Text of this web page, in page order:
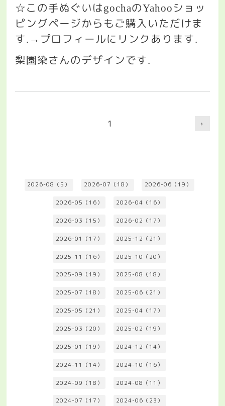
☆この手ぬぐいはgochaのYahoo ショッ
ピングページからもご購入いただけま
す.→ プロフィールにリンクあります.
梨園染さんのデザインです.
1
2026-08（5） 2026-07（18） 2026-06（19）
2026-05（16） 2026-04（16）
2026-03（15） 2026-02（17）
2026-01（17） 2025-12（21）
2025-11（16） 2025-10（20）
2025-09（19） 2025-08（18）
2025-07（18） 2025-06（21）
2025-05（21） 2025-04（17）
2025-03（20） 2025-02（19）
2025-01（19） 2024-12（14）
2024-11（14） 2024-10（16）
2024-09（18） 2024-08（11）
2024-07（17） 2024-06（23）